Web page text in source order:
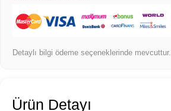
Detaylı bilgi ödeme seçeneklerinde mevcuttur.
Ürün Detayı